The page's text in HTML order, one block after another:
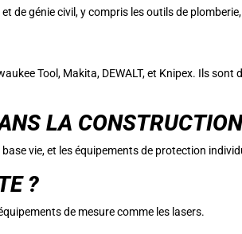
génie civil, y compris les outils de
Tool, Makita, DEWALT, et Knipex. Ils sont
LA
vie, et les équipements de protection
?
de mesure comme les lasers.